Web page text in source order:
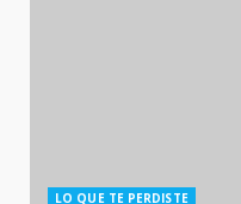
LO QUE TE PERDISTE